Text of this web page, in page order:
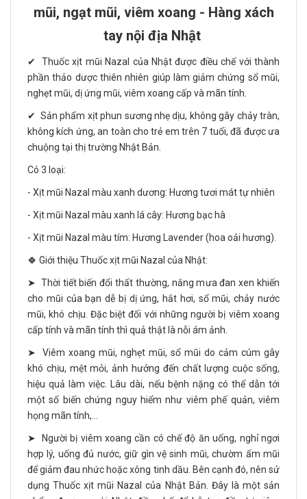
mũi, ngạt mũi, viêm xoang - Hàng xách
tay nội địa Nhật
✔ Thuốc xịt mũi Nazal của Nhật được điều chế với thành
phần thảo dược thiên nhiên giúp làm giảm chứng sổ mũi,
nghẹt mũi, dị ứng mũi, viêm xoang cấp và mãn tính.
✔ Sản phẩm xịt phun sương nhẹ dịu, không gây chảy tràn,
không kích ứng, an toàn cho trẻ em trên 7 tuổi, đã được ưa
chuộng tại thị trường Nhật Bản.
Có 3 loại:
- Xịt mũi Nazal màu xanh dương: Hương tươi mát tự nhiên
- Xịt mũi Nazal màu xanh lá cây: Hương bạc hà
- Xịt mũi Nazal màu tím: Hương Lavender (hoa oải hương).
🍀 Giới thiệu Thuốc xịt mũi Nazal của Nhật:
➤ Thời tiết biến đổi thất thường, nắng mưa đan xen khiến
cho mũi của bạn dễ bị dị ứng, hắt hơi, sổ mũi, chảy nước
mũi, khó chịu. Đặc biệt đối với những người bị viêm xoang
cấp tính và mãn tính thì quả thật là nỗi ám ảnh.
➤ Viêm xoang mũi, nghẹt mũi, sổ mũi do cảm cúm gây
khó chịu, mệt mỏi, ảnh hưởng đến chất lượng cuộc sống,
hiệu quả làm việc. Lâu dài, nếu bệnh nặng có thể dẫn tới
một số biến chứng nguy hiểm như viêm phế quản, viêm
họng mãn tính,...
➤ Người bị viêm xoang cần có chế độ ăn uống, nghỉ ngơi
hợp lý, uống đủ nước, giữ gìn vệ sinh mũi, chườm ấm mũi
để giảm đau nhức hoặc xông tinh dầu. Bên cạnh đó, nên sử
dụng Thuốc xịt mũi Nazal của Nhật Bản. Đây là một sản